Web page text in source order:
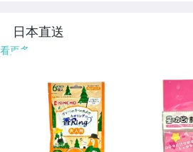
日本直送
看更多